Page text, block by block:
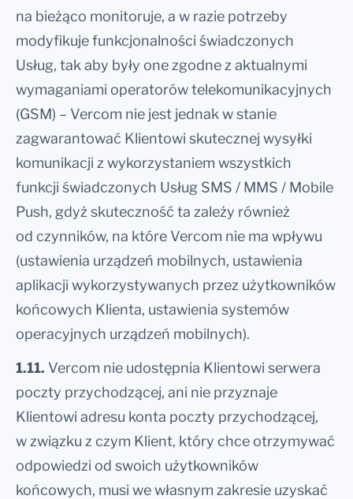
na bieżąco monitoruje, a w razie potrzeby
modyfikuje funkcjonalności świadczonych
Usług, tak aby były one zgodne z aktualnymi
wymaganiami operatorów telekomunikacyjnych
(GSM) – Vercom nie jest jednak w stanie
zagwarantować Klientowi skutecznej wysyłki
komunikacji z wykorzystaniem wszystkich
funkcji świadczonych Usług SMS / MMS / Mobile
Push, gdyż skuteczność ta zależy również
od czynników, na które Vercom nie ma wpływu
(ustawienia urządzeń mobilnych, ustawienia
aplikacji wykorzystywanych przez użytkowników
końcowych Klienta, ustawienia systemów
operacyjnych urządzeń mobilnych).
1.11. Vercom nie udostępnia Klientowi serwera
poczty przychodzącej, ani nie przyznaje
Klientowi adresu konta poczty przychodzącej,
w związku z czym Klient, który chce otrzymywać
odpowiedzi od swoich użytkowników
końcowych, musi we własnym zakresie uzyskać